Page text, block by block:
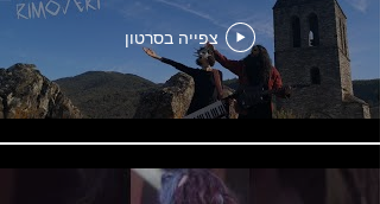
צפייה בסרטון